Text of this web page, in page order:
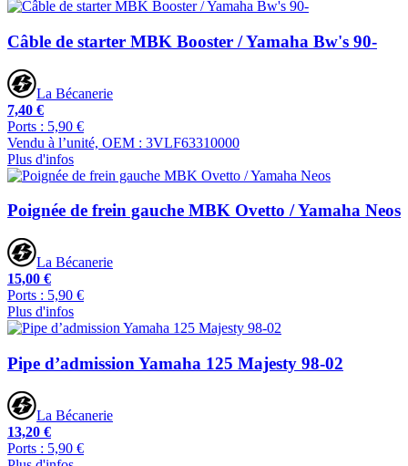
Câble de starter MBK Booster / Yamaha Bw's 90-
La Bécanerie
7,40 €
Ports : 5,90 €
Vendu à l’unité, OEM : 3VLF63310000
Plus d'infos
Poignée de frein gauche MBK Ovetto / Yamaha Neos
La Bécanerie
15,00 €
Ports : 5,90 €
Plus d'infos
Pipe d’admission Yamaha 125 Majesty 98-02
La Bécanerie
13,20 €
Ports : 5,90 €